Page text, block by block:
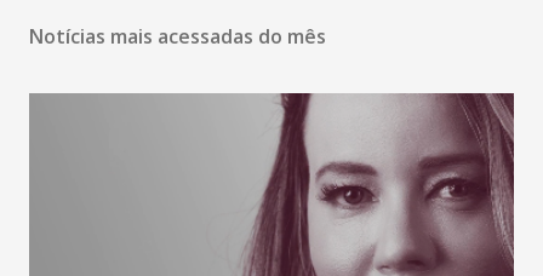
Notícias mais acessadas do mês